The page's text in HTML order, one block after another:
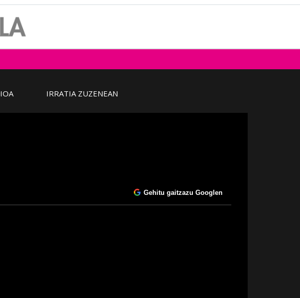
IRRATIA ZUZENEAN
Gehitu gaitzazu Googlen